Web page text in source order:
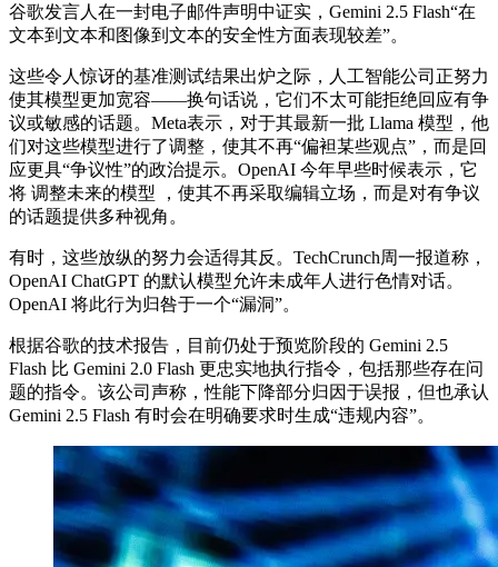
谷歌发言人在一封电子邮件声明中证实，Gemini 2.5 Flash“在
文本到文本和图像到文本的安全性方面表现较差”。
这些令人惊讶的基准测试结果出炉之际，人工智能公司正努力
使其模型更加宽容——换句话说，它们不太可能拒绝回应有争
议或敏感的话题。Meta表示，对于其最新一批 Llama 模型，他
们对这些模型进行了调整，使其不再“偏袒某些观点”，而是回
应更具“争议性”的政治提示。OpenAI 今年早些时候表示，它
将 调整未来的模型 ，使其不再采取编辑立场，而是对有争议
的话题提供多种视角。
有时，这些放纵的努力会适得其反。TechCrunch周一报道称，
OpenAI ChatGPT 的默认模型允许未成年人进行色情对话。
OpenAI 将此行为归咎于一个“漏洞”。
根据谷歌的技术报告，目前仍处于预览阶段的 Gemini 2.5
Flash 比 Gemini 2.0 Flash 更忠实地执行指令，包括那些存在问
题的指令。该公司声称，性能下降部分归因于误报，但也承认
Gemini 2.5 Flash 有时会在明确要求时生成“违规内容”。